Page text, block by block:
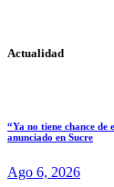
Actualidad
“Ya no tiene chance de
anunciado en Sucre
Ago 6, 2026